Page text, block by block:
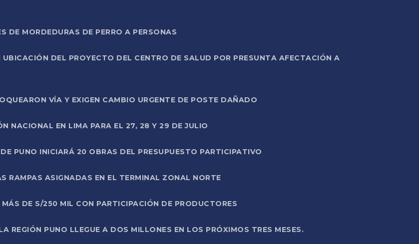
DE MORDEDURAS DE PERRO A PERSONAS
DEL PROYECTO DEL CENTRO DE SALUD POR PRESUNTA AFECTACIÓN A
VÍA Y EXIGEN CAMBIO URGENTE DE POSTE DAÑADO
NACIONAL EN LIMA PARA EL 27, 28 Y 29 DE JULIO
PUNO INICIARÁ 20 OBRAS DEL PRESUPUESTO PARTICIPATIVO
RAMPAS ASIGNADAS EN EL TERMINAL ZONAL NORTE
DE S/250 MIL CON PARTICIPACIÓN DE PRODUCTORES
REGIÓN PUNO LLEGUE A DOS MILLONES EN LOS PRÓXIMOS TRES MESES.